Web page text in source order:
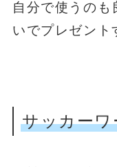
自分で使うのも
いでプレゼント
サッカー